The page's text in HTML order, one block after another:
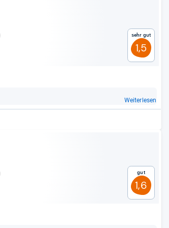
Sehr gut
1,5
Weiterlesen
Gut
1,6